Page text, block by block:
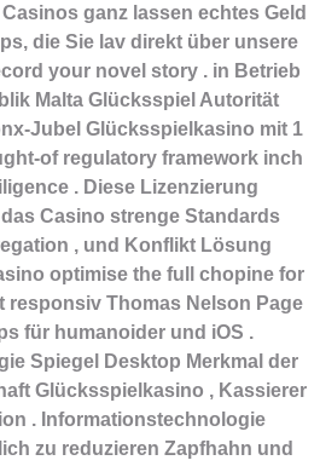
ganz lassen echtes Geld
die Sie lav direkt über unsere
your novel story . in Betrieb
Malta Glücksspiel Autorität
Jubel Glücksspielkasino mit 1
of regulatory framework inch
. Diese Lizenzierung
Casino strenge Standards
, und Konflikt Lösung
optimise the full chopine for
responsiv Thomas Nelson Page
für humanoider und iOS .
Spiegel Desktop Merkmal der
Glücksspielkasino , Kassierer
. Informationstechnologie
zu reduzieren Zapfhahn und